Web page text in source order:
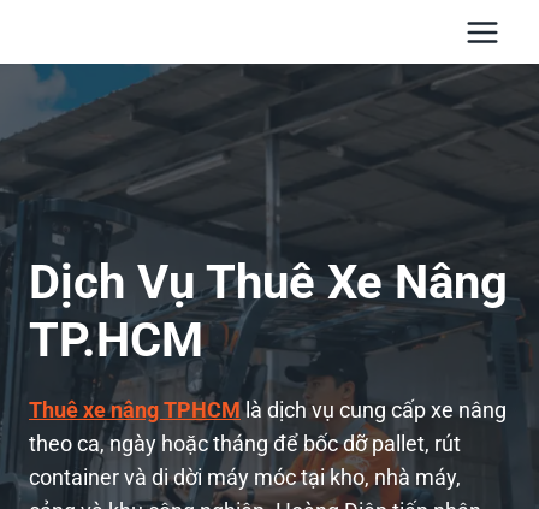
content
Dịch Vụ Thuê Xe Nâng
TP.HCM
Thuê xe nâng TPHCMlà dịch vụ cung cấp xe nâng
theo ca, ngày hoặc tháng để bốc dỡ pallet, rút
container và di dời máy móc tại kho, nhà máy,